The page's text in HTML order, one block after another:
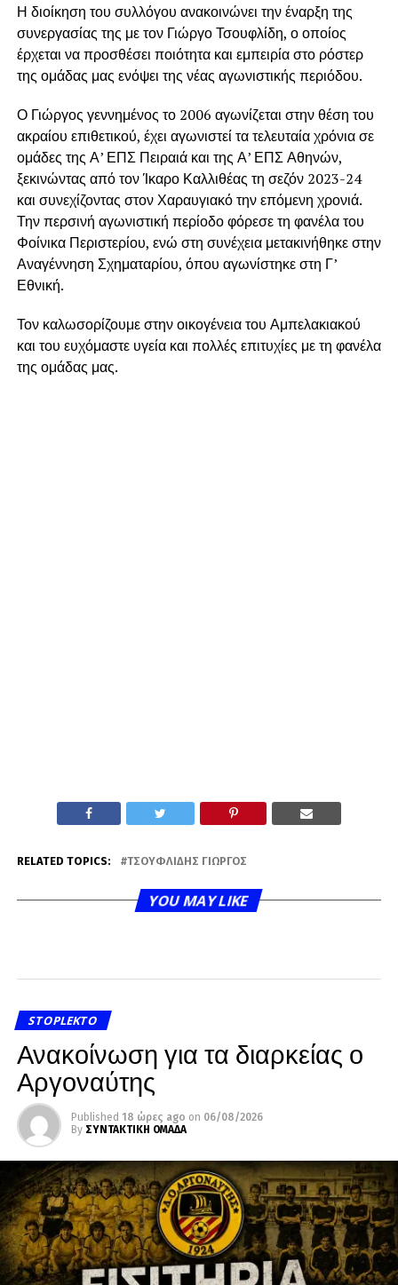
Η διοίκηση του συλλόγου ανακοινώνει την έναρξη της
συνεργασίας της με τον Γιώργο Τσουφλίδη, ο οποίος
έρχεται να προσθέσει ποιότητα και εμπειρία στο ρόστερ
της ομάδας μας ενόψει της νέας αγωνιστικής περιόδου.
Ο Γιώργος γεννημένος το 2006 αγωνίζεται στην θέση του
ακραίου επιθετικού, έχει αγωνιστεί τα τελευταία χρόνια σε
ομάδες της Α’ ΕΠΣ Πειραιά και της Α’ ΕΠΣ Αθηνών,
ξεκινώντας από τον Ίκαρο Καλλιθέας τη σεζόν 2023-24
και συνεχίζοντας στον Χαραυγιακό την επόμενη χρονιά.
Την περσινή αγωνιστική περίοδο φόρεσε τη φανέλα του
Φοίνικα Περιστερίου, ενώ στη συνέχεια μετακινήθηκε στην
Αναγέννηση Σχηματαρίου, όπου αγωνίστηκε στη Γ’
Εθνική.
Τον καλωσορίζουμε στην οικογένεια του Αμπελακιακού
και του ευχόμαστε υγεία και πολλές επιτυχίες με τη φανέλα
της ομάδας μας.
RELATED TOPICS: ΤΣΟΥΦΛΊΔΗΣ ΓΙΏΡΓΟΣ
YOU MAY LIKE
STOPLEKTO
Ανακοίνωση για τα διαρκείας ο
Αργοναύτης
Published 18 ώρες ago on 06/08/2026
By ΣΥΝΤΑΚΤΙΚΗ ΟΜΑΔΑ